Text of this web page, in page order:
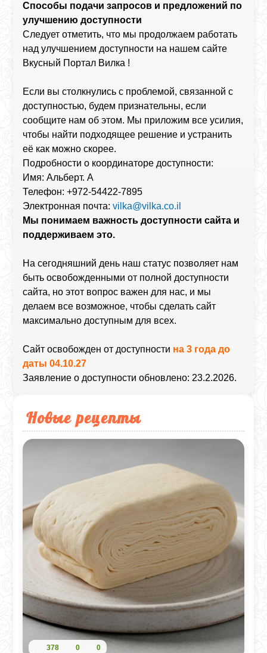
Способы подачи запросов и предложений по
улучшению доступности
Следует отметить, что мы продолжаем работать
над улучшением доступности на нашем сайте
Вкусный Портал Вилка !
Если вы столкнулись с проблемой, связанной с
доступностью, будем признательны, если
сообщите нам об этом. Мы приложим все усилия,
чтобы найти подходящее решение и устранить
её как можно скорее.
Подробности о координаторе доступности:
Имя: Альберт. А
Телефон: +972-54422-7895
Электронная почта:vilka@vilka.co.il
Мы понимаем важность доступности сайта и
поддерживаем это.
На сегодняшний день наш статус позволяет нам
быть освобожденными от полной доступности
сайта, но этот вопрос важен для нас, и мы
делаем все возможное, чтобы сделать сайт
максимально доступным для всех.
Сайт освобожден от доступности на 3 года до
даты 04.10.27
Заявление о доступности обновлено: 23.2.2026.
Новые рецепты
378 0 0